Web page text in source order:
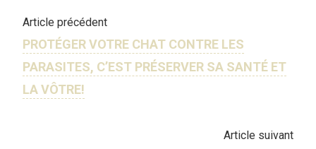
Article précédent
PROTÉGER VOTRE CHAT CONTRE LES
PARASITES, C’EST PRÉSERVER SA SANTÉ ET
LA VÔTRE!
Article suivant